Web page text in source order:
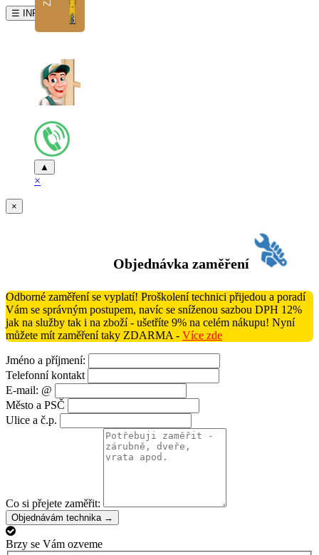
☰ INFO
▲
×
×
Objednávka zaměření
Odborné zaměření se vyplatí! Proškolení technici přijedou a poradí
Vám se správným postupem, navíc se sníženou sazbou DPH 12%
jak na služby tak i na zboží - ušetříte 9% na celém nákupu! Nyní
můžete mít zaměření taky ZDARMA - Více zde
Jméno a příjmení:
Telefonní kontakt
E-mail: @
Město a PSČ
Ulice a č.p.
Co si přejete zaměřit:
Objednávám technika →
Brzy se Vám ozveme